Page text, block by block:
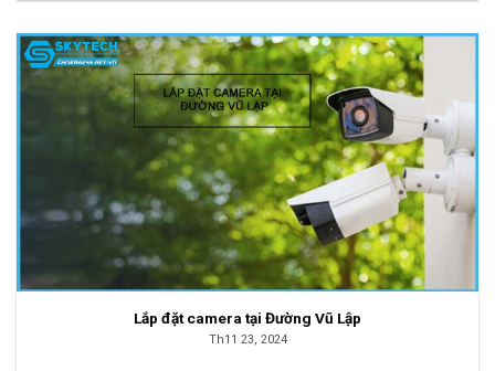
Lắp đặt camera tại Đường Vũ Lập
Th11 23, 2024